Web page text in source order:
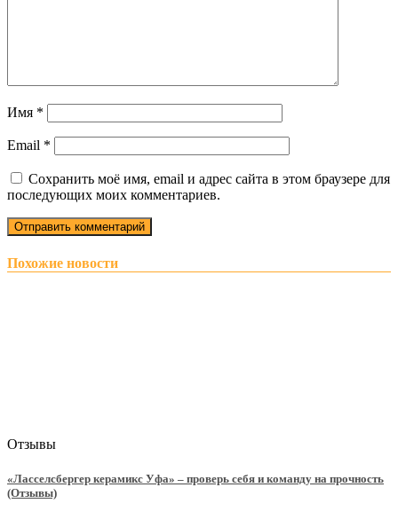
Имя *
Email *
Сохранить моё имя, email и адрес сайта в этом браузере для
последующих моих комментариев.
Похожие новости
Отзывы
«Ласселсбергер керамикс Уфа» – проверь себя и команду на прочность
(Отзывы)